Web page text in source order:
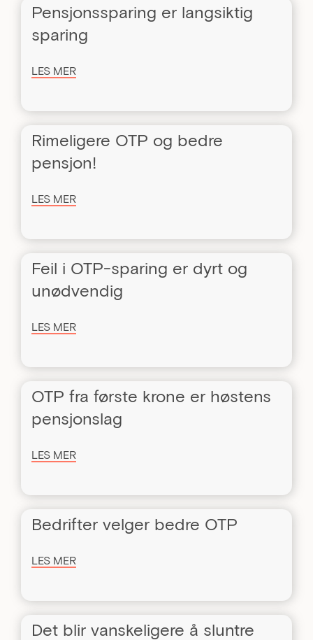
Pensjonssparing er langsiktig
sparing
LES MER
Rimeligere OTP og bedre
pensjon!
LES MER
Feil i OTP-sparing er dyrt og
unødvendig
LES MER
OTP fra første krone er høstens
pensjonslag
LES MER
Bedrifter velger bedre OTP
LES MER
Det blir vanskeligere å sluntre